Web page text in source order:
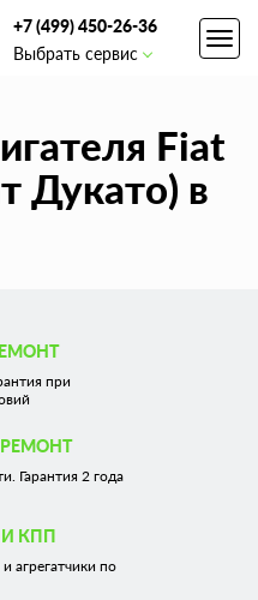
+7 (499) 450-26-36
Выбрать сервис
Fiat
Дукато) в
при
Гарантия 2 года
КПП
агрегатчики по